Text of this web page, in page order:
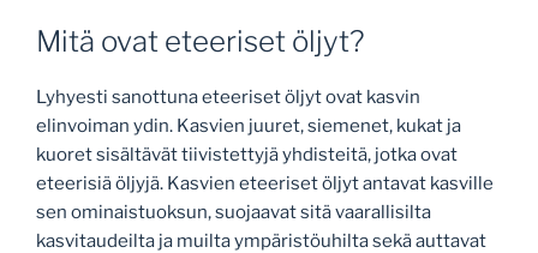
Mitä ovat eteeriset öljyt?
Lyhyesti sanottuna eteeriset öljyt ovat kasvin
elinvoiman ydin. Kasvien juuret, siemenet, kukat ja
kuoret sisältävät tiivistettyjä yhdisteitä, jotka ovat
eteerisiä öljyjä. Kasvien eteeriset öljyt antavat kasville
sen ominaistuoksun, suojaavat sitä vaarallisilta
kasvitaudeilta ja muilta ympäristöuhilta sekä auttavat